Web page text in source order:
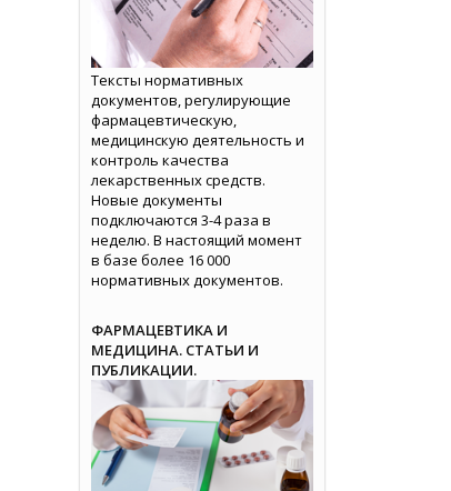
Тексты нормативных
документов, регулирующие
фармацевтическую,
медицинскую деятельность и
контроль качества
лекарственных средств.
Новые документы
подключаются 3-4 раза в
неделю. В настоящий момент
в базе более 16 000
нормативных документов.
ФАРМАЦЕВТИКА И
МЕДИЦИНА. СТАТЬИ И
ПУБЛИКАЦИИ.